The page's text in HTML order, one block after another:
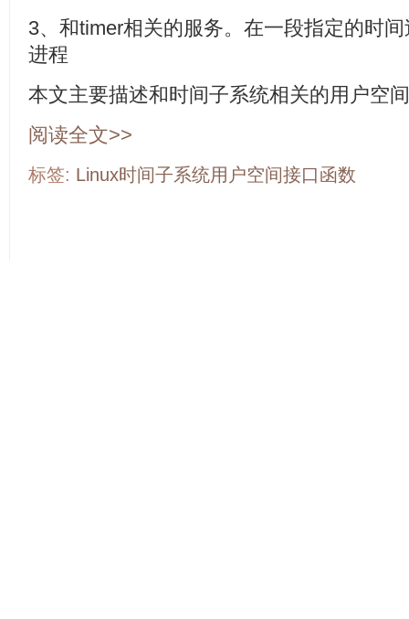
3、和timer相关的服务。在一段指定的时
进程
本文主要描述和时间子系统相关的用户空
阅读全文>>
标签: Linux时间子系统用户空间接口函数